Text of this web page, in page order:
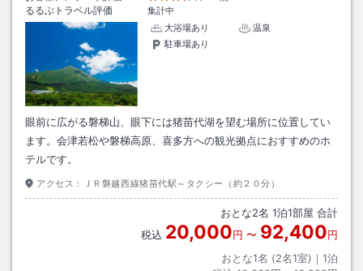
るるぶトラベル評価
集計中
大浴場あり
温泉
駐車場あり
眼前に広がる磐梯山、眼下には猪苗代湖を望む場所に位置してい
ます。会津若松や磐梯高原、喜多方への観光拠点におすすめのホ
テルです。
アクセス： ＪＲ磐越西線猪苗代駅～タクシー（約２０分）
おとな2名 1泊1部屋 合計
税込 20,000円 〜 92,400円
おとな1名 (2名1室)｜ 1泊